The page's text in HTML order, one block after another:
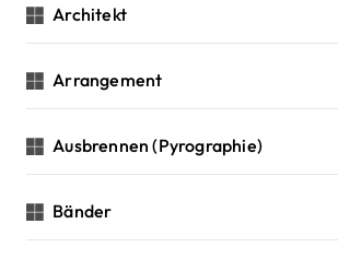
Architekt
Arrangement
Ausbrennen (Pyrographie)
Bänder